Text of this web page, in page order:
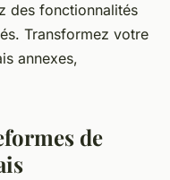
des fonctionnalités
Transformez votre
annexes,
de